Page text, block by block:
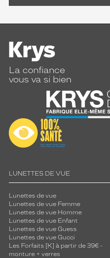
La confiance
vous va si bien
LUNETTES DE VUE
Lunettes de vue
Lunettes de vue Femme
Lunettes de vue Homme
Lunettes de vue Enfant
Lunettes de vue Guess
Lunettes de vue Gucci
Les Forfaits [K] à partir de 39€ -
monture + verres